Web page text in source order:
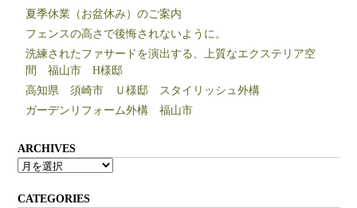
夏季休業（お盆休み）のご案内
フェンスの高さで後悔されないように。
洗練されたファサードを演出する、上質なエクステリア空
間 福山市 H様邸
高知県 須崎市 Ｕ様邸 スタイリッシュ外構
ガーデンリフォーム外構 福山市
ARCHIVES
ARCHIVES
CATEGORIES